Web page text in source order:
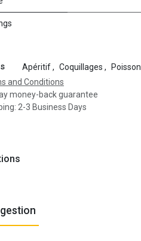
Apéritif, Coquillages , Poisson
and Conditions
money-back guarantee
2-3 Business Days